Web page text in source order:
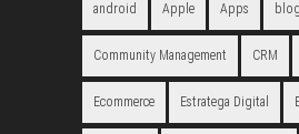
android Apple Apps blog
Community Management CRM
Ecommerce Estratega Digital